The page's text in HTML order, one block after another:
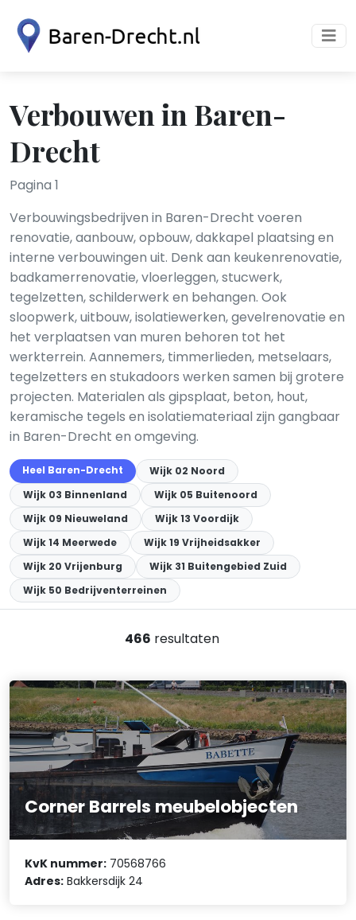
Verbouwen in Baren-
Drecht
Pagina 1
Verbouwingsbedrijven in Baren-Drecht voeren
renovatie, aanbouw, opbouw, dakkapel plaatsing en
interne verbouwingen uit. Denk aan keukenrenovatie,
badkamerrenovatie, vloerleggen, stucwerk,
tegelzetten, schilderwerk en behangen. Ook
sloopwerk, uitbouw, isolatiewerken, gevelrenovatie en
het verplaatsen van muren behoren tot het
werkterrein. Aannemers, timmerlieden, metselaars,
tegelzetters en stukadoors werken samen bij grotere
projecten. Materialen als gipsplaat, beton, hout,
keramische tegels en isolatiemateriaal zijn gangbaar
in Baren-Drecht en omgeving.
Heel Baren-Drecht
Wijk 02 Noord
Wijk 03 Binnenland
Wijk 05 Buitenoord
Wijk 09 Nieuweland
Wijk 13 Voordijk
Wijk 14 Meerwede
Wijk 19 Vrijheidsakker
Wijk 20 Vrijenburg
Wijk 31 Buitengebied Zuid
Wijk 50 Bedrijventerreinen
466 resultaten
Corner Barrels meubelobjecten
KvK nummer: 70568766
Adres: Bakkersdijk 24